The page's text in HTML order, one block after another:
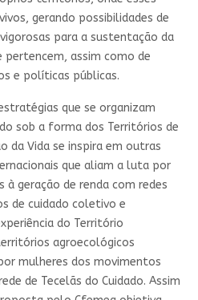
gerando possibilidades de
para a sustentação da
pertencem, assim como de
e políticas públicas.
que se organizam
sob a forma dos Territórios de
da Vida se inspira em outras
que aliam a luta por
geração de renda com redes
de cuidado coletivo e
do Território
agroecológicos
mulheres dos movimentos
de Tecelãs do Cuidado. Assim